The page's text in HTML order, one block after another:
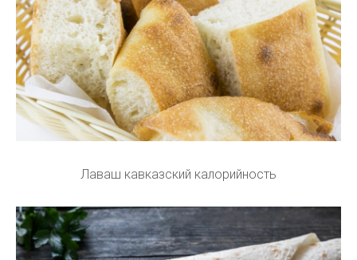
Лаваш кавказский калорийность